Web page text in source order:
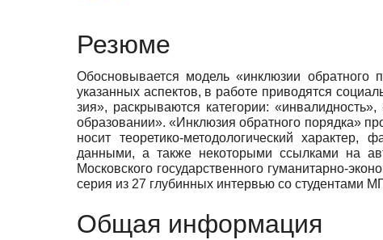
Резюме
Обосновывается модель «инклюзии обратного
указанных аспектов, в работе приводятся
зия», раскрываются категории:
образовании». «Инклюзия обратного порядка»
носит теоретико-методологический
данными, а также некоторыми ссылками на
Московского государственного гуманитарно-
серия из 27 глубинных интервью со студентами
Общая информация